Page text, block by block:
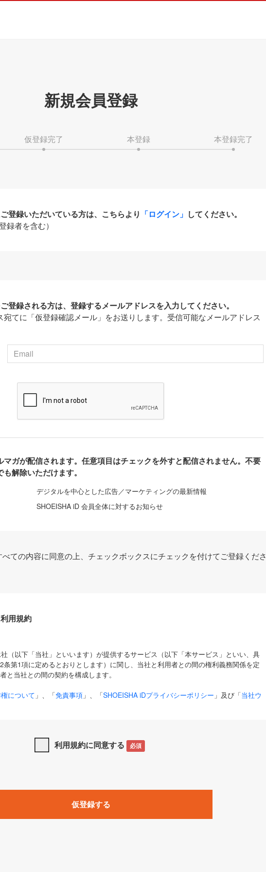
新規会員登録
仮登録完了 本登録 本登録完了
登録いただいている方は、こちらより 「ログイン」 してください。
録者を含む）
登録される方は、登録するメールアドレスを入力してください。
宛てに「仮登録確認メール」をお送りします。受信可能なメールアドレス
マガが配信されます。任意項目はチェックを外すと配信されません。不要
解除いただけます。
デジタルを中心とした広告／マーケティングの最新情報
SHOEISHA iD 会員全体に対するお知らせ
ての内容に同意の上、チェックボックスにチェックを付けてご登録くださ
用規約
（以下「当社」といいます）が提供するサービス（以下「本サービス」といい、具
条第1項に定めるとおりとします）に関し、当社と利用者との間の権利義務関係を定
と当社との間の契約を構成します。
について 」、「免責事項 」、「SHOEISHA iDプライバシーポリシー 」及び「当社ウ
適用されるものとします。
が提供する以下のサービス（名称や内容が変更された場合、変更後のサービスを含
に関連して当社が実施するイベントやキャンペーンをいいます。
CodeZine」「MarkeZine」「EnterpriseZine」「ECzine」「Biz/Zine」「HRzine」
利用規約に同意する 必須
仮登録する